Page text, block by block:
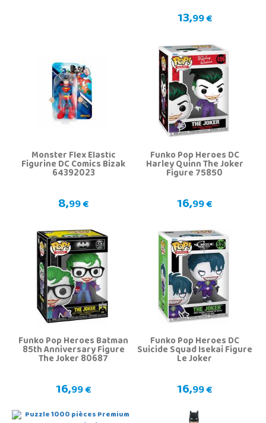
13,99 €
Monster Flex Elastic
Figurine DC Comics Bizak
64392023
8,99 €
Funko Pop Heroes DC
Harley Quinn The Joker
Figure 75850
16,99 €
Funko Pop Heroes Batman
85th Anniversary Figure
The Joker 80687
16,99 €
Funko Pop Heroes DC
Suicide Squad Isekai Figure
Le Joker
16,99 €